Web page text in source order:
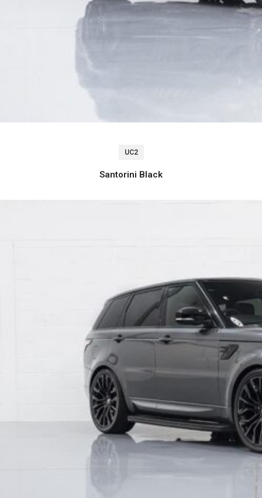
UC2
Santorini Black